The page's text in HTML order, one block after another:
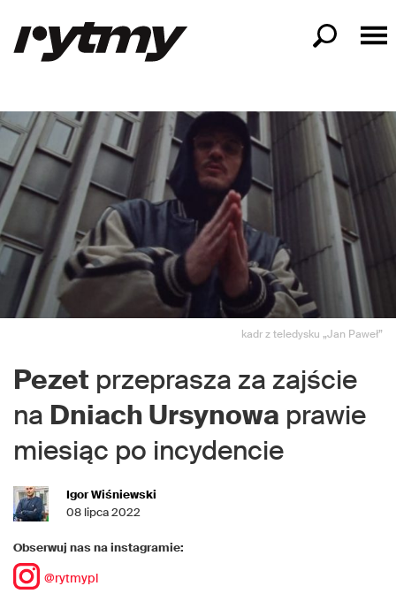
kadr z teledysku „Jan Paweł”
Pezet przeprasza za zajście
na Dniach Ursynowa prawie
miesiąc po incydencie
Igor Wiśniewski
08 lipca 2022
Obserwuj nas na instagramie:
@rytmypl